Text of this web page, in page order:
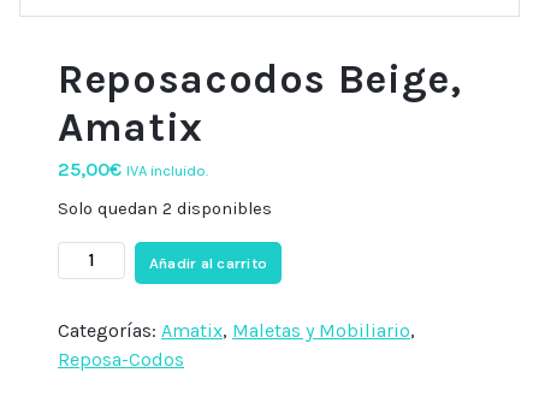
Reposacodos Beige,
Amatix
25,00€ IVA incluido.
Solo quedan 2 disponibles
Reposacodos
Beige,
cantidad
Añadir al carrito
Categorías: Amatix, Maletas y Mobiliario,
Reposa-Codos